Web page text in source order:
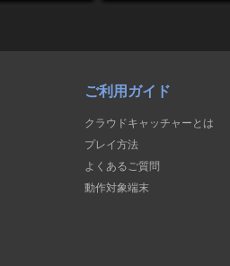
ご利用ガイド
クラウドキャッチャーとは
プレイ方法
よくあるご質問
動作対象端末